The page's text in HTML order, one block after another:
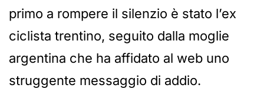
primo a rompere il silenzio è stato l’ex
ciclista trentino, seguito dalla moglie
argentina che ha affidato al web uno
struggente messaggio di addio.